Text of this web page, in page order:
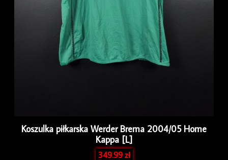
Koszulka piłkarska Werder Brema 2004/05 Home
Kappa [L]
349.99zł